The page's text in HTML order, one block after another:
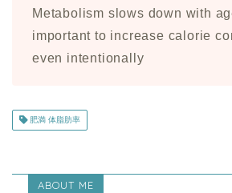
Metabolism slows down with
important to increase calorie
even intentionally
肥満 体脂肪率
ABOUT ME